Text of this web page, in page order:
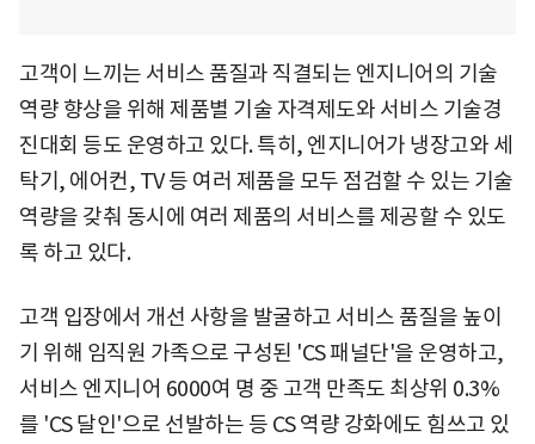
고객이 느끼는 서비스 품질과 직결되는 엔지니어의 기술
역량 향상을 위해 제품별 기술 자격제도와 서비스 기술경
진대회 등도 운영하고 있다. 특히, 엔지니어가 냉장고와 세
탁기, 에어컨, TV 등 여러 제품을 모두 점검할 수 있는 기술
역량을 갖춰 동시에 여러 제품의 서비스를 제공할 수 있도
록 하고 있다.
고객 입장에서 개선 사항을 발굴하고 서비스 품질을 높이
기 위해 임직원 가족으로 구성된 'CS 패널단'을 운영하고,
서비스 엔지니어 6000여 명 중 고객 만족도 최상위 0.3%
를 'CS 달인'으로 선발하는 등 CS 역량 강화에도 힘쓰고 있